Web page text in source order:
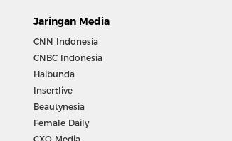
Jaringan Media
CNN Indonesia
CNBC Indonesia
Haibunda
Insertlive
Beautynesia
Female Daily